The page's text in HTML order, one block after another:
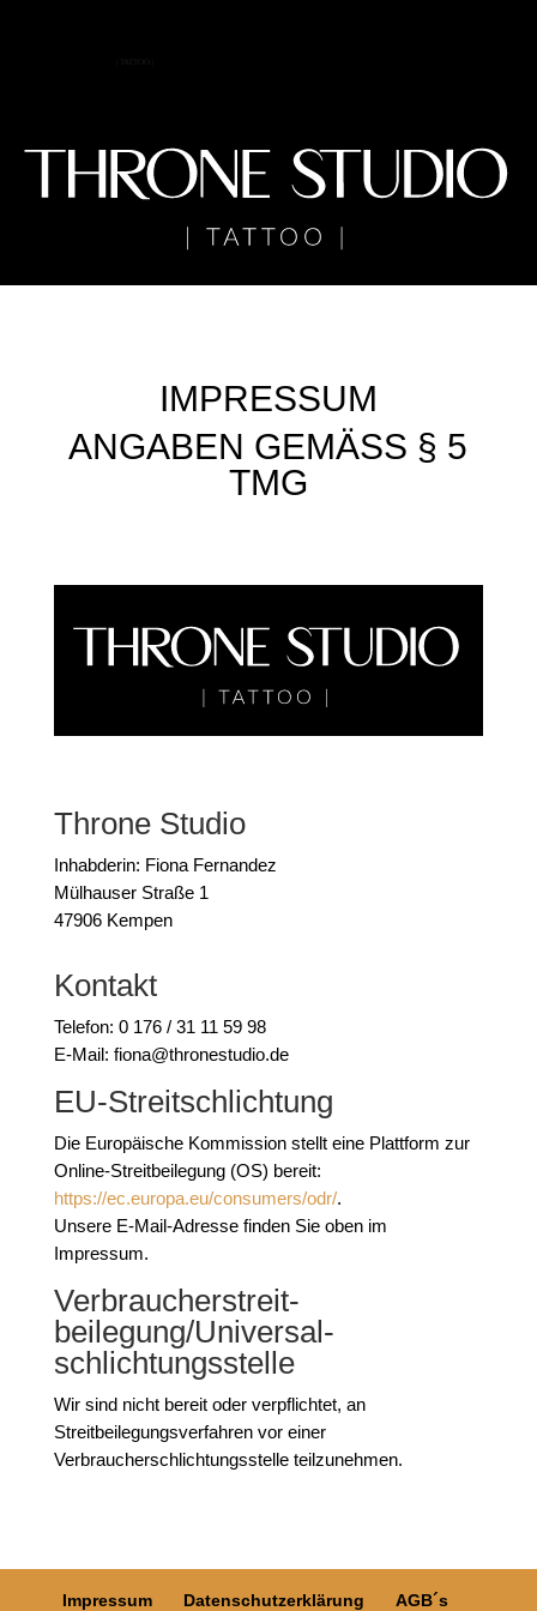
IMPRESSUM
ANGABEN GEMÄSS § 5 T
MG
Throne Studio
Inhabderin: Fiona Fernandez
Mülhauser Straße 1
47906 Kempen
Kontakt
Telefon: 0 176 / 31 11 59 98
E-Mail: fiona@thronestudio.de
EU-Streitschlichtung
Die Europäische Kommission stellt eine Plattform zur
Online-Streitbeilegung (OS) bereit:
https://ec.europa.eu/consumers/odr/.
Unsere E-Mail-Adresse finden Sie oben im
Impressum.
Verbraucher­streit­
beilegung/Universal­
schlichtungs­stelle
Wir sind nicht bereit oder verpflichtet, an
Streitbeilegungsverfahren vor einer
Verbraucherschlichtungsstelle teilzunehmen.
Impressum Datenschutzerklärung AGB´s